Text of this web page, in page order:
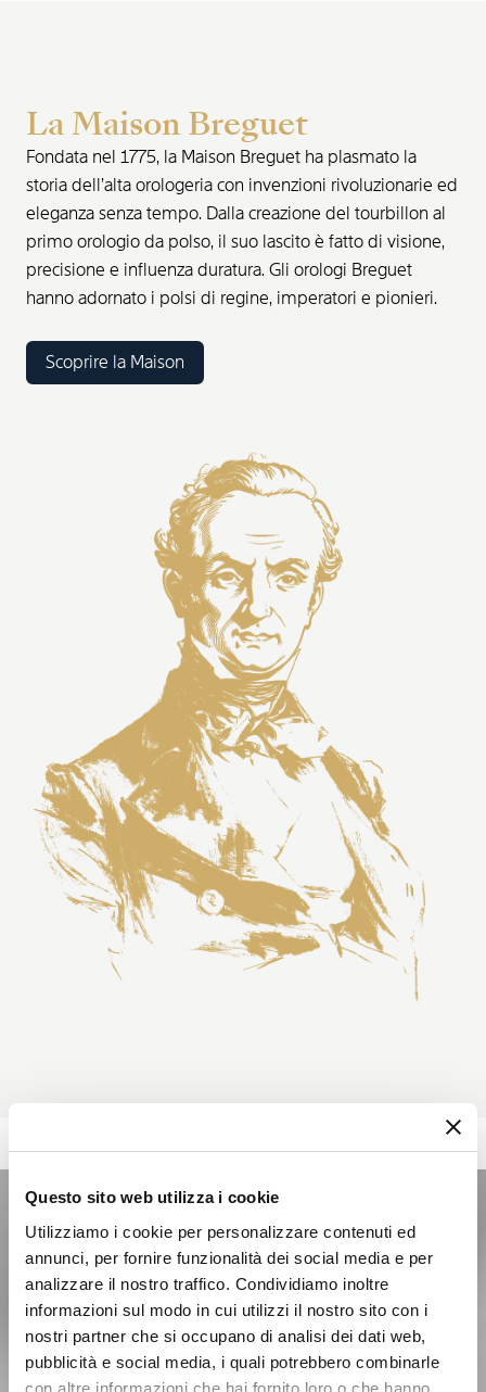
Questo sito web utilizza i cookie
Utilizziamo i cookie per personalizzare contenuti ed
annunci, per fornire funzionalità dei social media e per
analizzare il nostro traffico. Condividiamo inoltre
informazioni sul modo in cui utilizzi il nostro sito con i
nostri partner che si occupano di analisi dei dati web,
pubblicità e social media, i quali potrebbero combinarle
con altre informazioni che hai fornito loro o che hanno
La Maison Breguet
Fondata nel 1775, la Maison Breguet ha plasmato la
storia dell’alta orologeria con invenzioni rivoluzionarie ed
eleganza senza tempo. Dalla creazione del tourbillon al
primo orologio da polso, il suo lascito è fatto di visione,
precisione e influenza duratura. Gli orologi Breguet
hanno adornato i polsi di regine, imperatori e pionieri.
Scoprire la Maison